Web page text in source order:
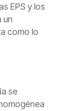
EPS y los
un
como lo
se